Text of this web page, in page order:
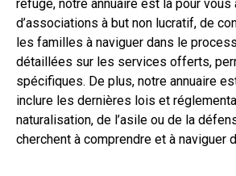
refuge, notre annuaire est là pour
d’associations à but non lucratif, de
les familles à naviguer dans le
détaillées sur les services offerts,
spécifiques. De plus, notre annuaire
inclure les dernières lois et
naturalisation, de l’asile ou de la
cherchent à comprendre et à naviguer